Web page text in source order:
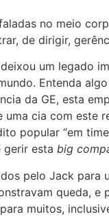
no meio
de dirigir,
um legado
Entenda
da GE, esta
cia com este
popular “em
gerir esta big
pelo Jack para
queda,
muitos,